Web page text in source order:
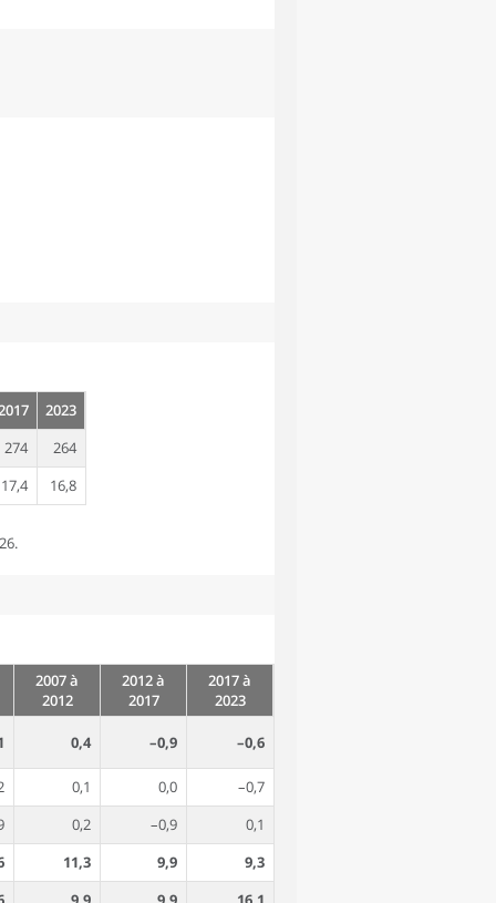
2023
274
264
17,4
16,8
2007 à
2012
2012 à
2017
2017 à
2023
0,4 –0,9 –0,6
0,1 0,0
–0,7
0,2 –0,9
0,1
11,3 9,9
9,3